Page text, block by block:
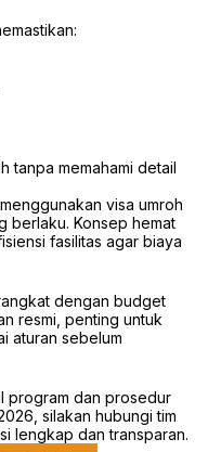
tanpa memahami detail
visa umroh
berlaku. Konsep hemat
fasilitas agar biaya
dengan budget
resmi, penting untuk
aturan sebelum
program dan prosedur
silakan hubungi tim
lengkap dan transparan.